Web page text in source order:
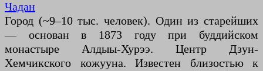
Чадан
Город (~9–10 тыс. человек). Один из старейших
— основан в 1873 году при буддийском
монастыре Алдыы-Хурээ. Центр Дзун-
Хемчикского кожууна. Известен близостью к